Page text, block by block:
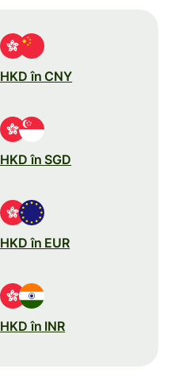
HKD în CNY
HKD în SGD
HKD în EUR
HKD în INR